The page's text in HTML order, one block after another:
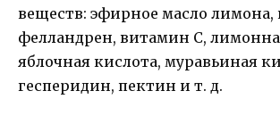
веществ: эфирное масло лимона,
фелландрен, витамин С,
яблочная кислота, муравьиная
гесперидин, пектин и т. д.